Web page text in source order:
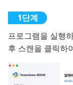
프로그램을 실행
후 스캔을 클릭하